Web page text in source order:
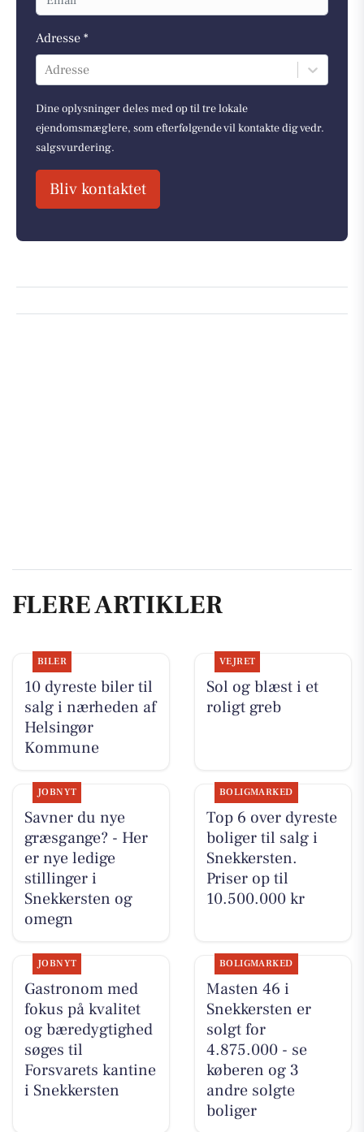
Adresse *
Adresse
Dine oplysninger deles med op til tre lokale
ejendomsmæglere, som efterfølgende vil kontakte dig vedr.
salgsvurdering.
Bliv kontaktet
FLERE ARTIKLER
BILER
10 dyreste biler til
salg i nærheden af
Helsingør
Kommune
VEJRET
Sol og blæst i et
roligt greb
JOBNYT
Savner du nye
græsgange? - Her
er nye ledige
stillinger i
Snekkersten og
omegn
BOLIGMARKED
Top 6 over dyreste
boliger til salg i
Snekkersten.
Priser op til
10.500.000 kr
JOBNYT
Gastronom med
fokus på kvalitet
og bæredygtighed
søges til
Forsvarets kantine
i Snekkersten
BOLIGMARKED
Masten 46 i
Snekkersten er
solgt for
4.875.000 - se
køberen og 3
andre solgte
boliger